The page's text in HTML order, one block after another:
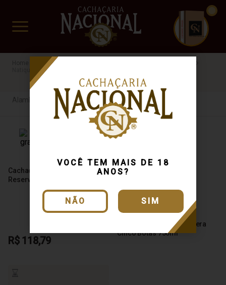
VOCÊ TEM MAIS DE 18
ANOS?
NÃO SIM
www.cachacarianacional.com.br
CUIDADO FRÁGIL
Cachaça
SP
Alambique Artesanal
Cachaça Santo Grau Itirapuã
Reserva 750ml
R$ 118,79
Cachaça Santo Grau Solera
Cinco Botas 750ml